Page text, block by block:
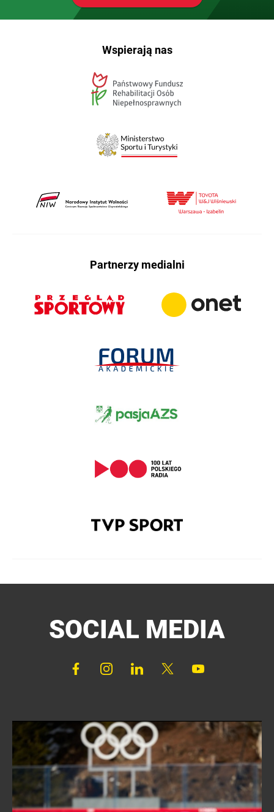
Wspierają nas
Partnerzy medialni
SOCIAL MEDIA